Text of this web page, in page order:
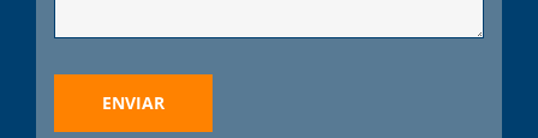
ENVIAR